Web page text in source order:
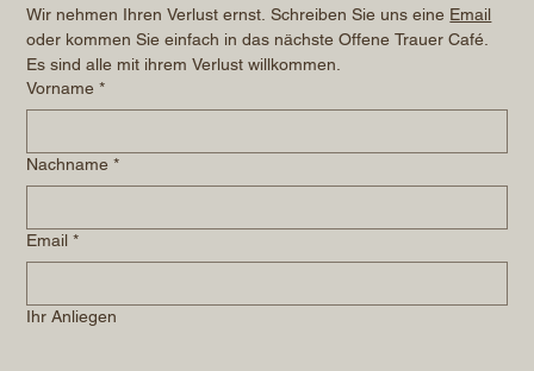
Wir nehmen Ihren Verlust ernst. Schreiben Sie uns eine Email
oder kommen Sie einfach in das nächste Offene Trauer Café.
Es sind alle mit ihrem Verlust willkommen.
Vorname *
Nachname *
Email *
Ihr Anliegen